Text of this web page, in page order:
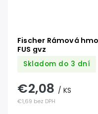
Fischer Rámová
FUS gvz
Skladom do 3 dní
€1,69 bez DPH
€2,08 / KS